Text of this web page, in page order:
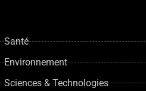
Santé
Environnement
Sciences & Technologies